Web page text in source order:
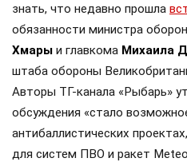
знать, что недавно прошла
обязанности министра
Хмары и главкома Михаила
штаба обороны
Авторы ТГ-канала «Рыбарь»
обсуждения «стало
антибаллистических
для систем ПВО и ракет